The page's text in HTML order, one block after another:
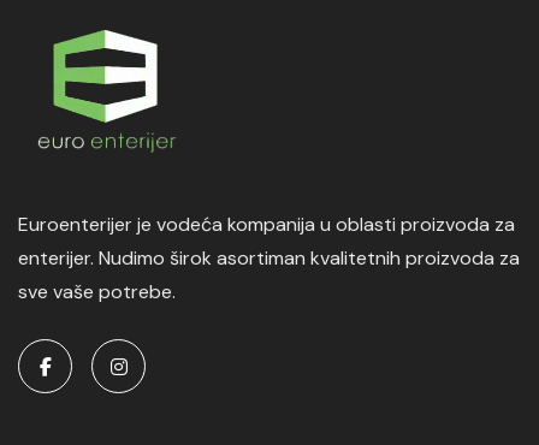
Euroenterijer je vodeća kompanija u oblasti proizvoda za
enterijer. Nudimo širok asortiman kvalitetnih proizvoda za
sve vaše potrebe.